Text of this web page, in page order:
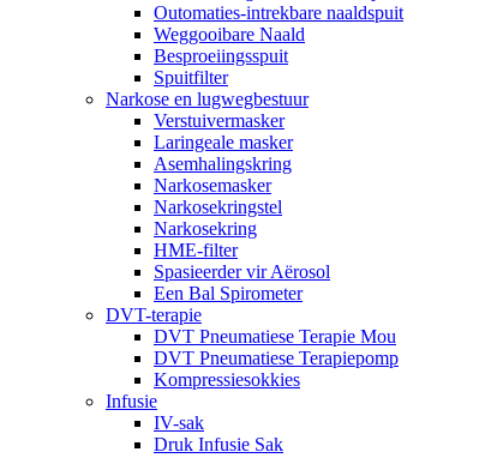
Outomaties-intrekbare naaldspuit
Weggooibare Naald
Besproeiingsspuit
Spuitfilter
Narkose en lugwegbestuur
Verstuivermasker
Laringeale masker
Asemhalingskring
Narkosemasker
Narkosekringstel
Narkosekring
HME-filter
Spasieerder vir Aërosol
Een Bal Spirometer
DVT-terapie
DVT Pneumatiese Terapie Mou
DVT Pneumatiese Terapiepomp
Kompressiesokkies
Infusie
IV-sak
Druk Infusie Sak